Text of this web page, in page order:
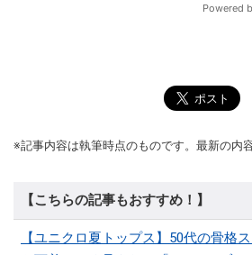
※記事内容は執筆時点のものです。最新の内
【こちらの記事もおすすめ！】
【ユニクロ夏トップス】50代の骨格